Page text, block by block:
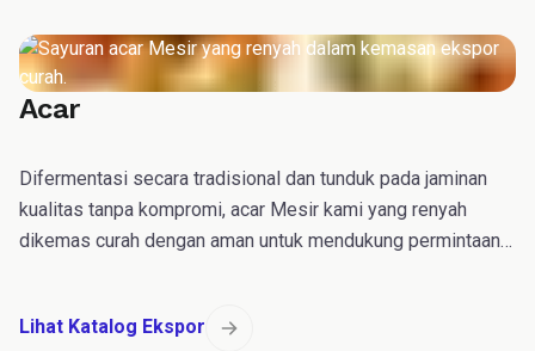
Acar
Difermentasi secara tradisional dan tunduk pada jaminan
kualitas tanpa kompromi, acar Mesir kami yang renyah
dikemas curah dengan aman untuk mendukung permintaan
Lihat Katalog Ekspor